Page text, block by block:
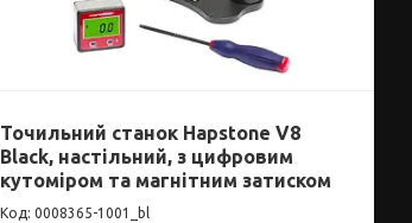
Точильний станок Hapstone V8
Black, настільний, з цифровим
кутоміром та магнітним затиском
0008365-1001_bl